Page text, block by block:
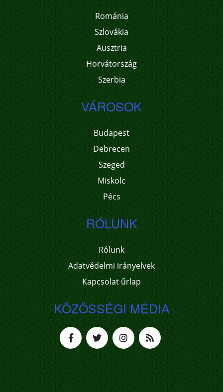
Románia
Szlovákia
Ausztria
Horvátország
Szerbia
VÁROSOK
Budapest
Debrecen
Szeged
Miskolc
Pécs
RÓLUNK
Rólunk
Adatvédelmi irányelvek
Kapcsolat űrlap
KÖZÖSSÉGI MÉDIA